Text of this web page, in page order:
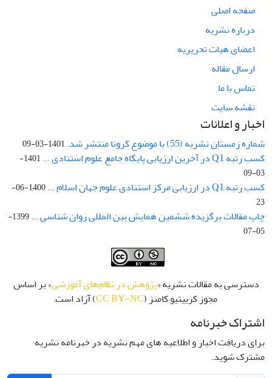
صفحه اصلی
درباره نشریه
اعضای هیات تحریریه
ارسال مقاله
تماس با ما
نقشه سایت
اخبار و اعلانات
شماره زمستان نشریه (55) با موضوع کرونا منتشر شد. 1401-03-09
کسب رتبه Q1 در آخرین ارزیابی پایگاه جامع علوم استنادی ...
1401-
03-09
کسب رتبه Q1 در ارزیابی مرکز استنادی علوم جهان اسلام ...
1400-06-
23
چاپ مقالات برگزیده ششمین همایش بین المللی روان شناسی ...
1399-
05-07
دسترسی به مقالات نشریه «پژوهش در نظام‌های آموزشی» بر اساس
مجوز کرییتیو کامنز (CC BY-NC) آزاد است.
اشتراک خبرنامه
برای دریافت اخبار و اطلاعیه های مهم نشریه در خبرنامه نشریه
مشترک شوید.